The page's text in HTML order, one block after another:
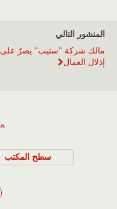
المنشور التالي
مالك شركة "ستيب" يصرّ على
إذلال العمال
سطح المكتب